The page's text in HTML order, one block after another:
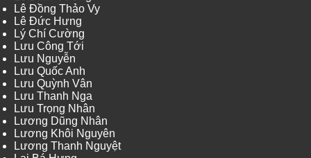
Lê Đồng Thảo Vy
Lê Đức Hưng
Lý Chí Cường
Lưu Công Tới
Lưu Nguyễn
Lưu Quốc Anh
Lưu Quỳnh Vân
Lưu Thanh Nga
Lưu Trọng Nhân
Lương Dũng Nhân
Lương Khôi Nguyên
Lương Thanh Nguyệt